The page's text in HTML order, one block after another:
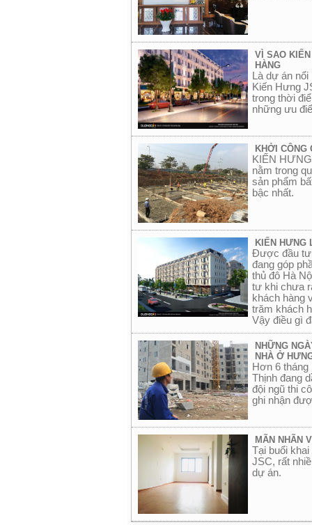
VÌ SAO
HÀNG
Là dự án
Kiến Hưng
trong thời
những ưu
KHỞI
KIẾN
nằm trong
sản phẩm
bậc nhất.
KIẾN HƯNG
Được đầu tư
đang góp
thủ đô Hà
tư khi chưa
khách hàng
trăm khách
Vậy điều gì
NHỮNG
NHÀ Ở
Hơn 6
Thịnh đang
đội ngũ thi
ghi nhận
MÃN NHÃN
Tại buổi
JSC, rất
dự án.